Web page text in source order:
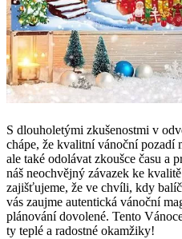
S dlouholetými zkušenostmi v
chápe, že kvalitní vánoční
ale také odolávat zkoušce času a
náš neochvějný závazek ke
zajišťujeme, že ve chvíli, kdy
vás zaujme autentická vánoční
plánování dovolené. Tento
ty teplé a radostné okamžiky!